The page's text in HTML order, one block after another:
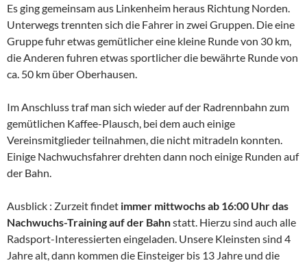
Es ging gemeinsam aus Linkenheim heraus Richtung Norden.
Unterwegs trennten sich die Fahrer in zwei Gruppen. Die eine
Gruppe fuhr etwas gemütlicher eine kleine Runde von 30 km,
die Anderen fuhren etwas sportlicher die bewährte Runde von
ca. 50 km über Oberhausen.
Im Anschluss traf man sich wieder auf der Radrennbahn zum
gemütlichen Kaffee-Plausch, bei dem auch einige
Vereinsmitglieder teilnahmen, die nicht mitradeln konnten.
Einige Nachwuchsfahrer drehten dann noch einige Runden auf
der Bahn.
Ausblick : Zurzeit findet immer mittwochs ab 16:00 Uhr das
Nachwuchs-Training auf der Bahnstatt. Hierzu sind auch alle
Radsport-Interessierten eingeladen. Unsere Kleinsten sind 4
Jahre alt, dann kommen die Einsteiger bis 13 Jahre und die